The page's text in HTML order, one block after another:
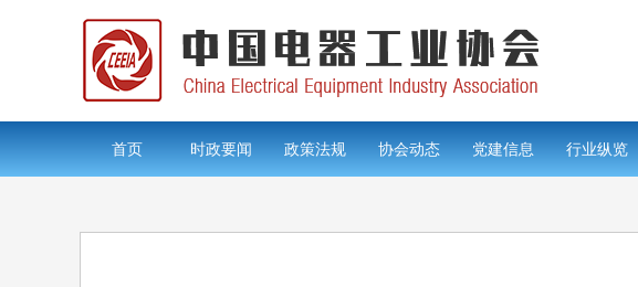
首页 时政要闻 政策法规 协会动态 党建信息 行业纵览